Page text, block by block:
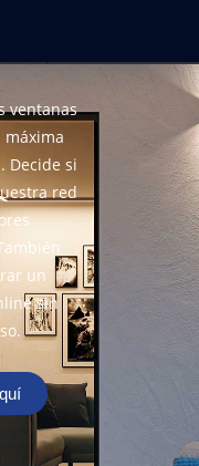
ventanas
máxima
Decide si
red
un
sin